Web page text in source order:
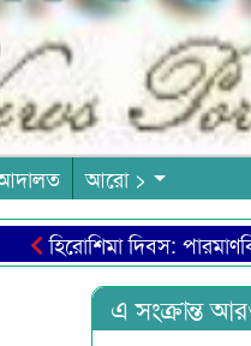
আরো >
দিবস: পারমাণবিক বোমা
এ সংক্রান্ত